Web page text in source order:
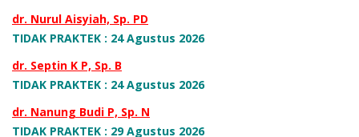
dr. Nurul Aisyiah, Sp. PD
TIDAK PRAKTEK : 24 Agustus 2026
dr. Septin K P, Sp. B
TIDAK PRAKTEK : 24 Agustus 2026
dr. Nanung Budi P, Sp. N
TIDAK PRAKTEK : 29 Agustus 2026